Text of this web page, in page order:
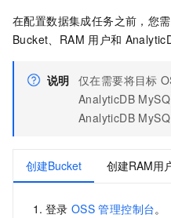
在配置数据集成任务之前，您
Bucket、RAM 用户和
说明 仅在需要将目标
AnalyticDB
AnalyticDB
创建Bucket 创建RAM用
登录 OSS 管理控制台。